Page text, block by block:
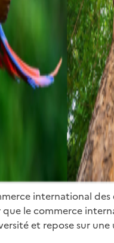
international
le commerce
et repose sur une